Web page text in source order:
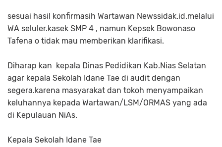
sesuai hasil konfirmasih Wartawan Newssidak.id.melalui
WA seluler.kasek SMP 4 , namun Kepsek Bowonaso
Tafena o tidak mau memberikan klarifikasi.
Diharap kan kepala Dinas Pedidikan Kab.Nias Selatan
agar kepala Sekolah Idane Tae di audit dengan
segera.karena masyarakat dan tokoh menyampaikan
keluhannya kepada Wartawan/LSM/ORMAS yang ada
di Kepulauan NiAs.
Kepala Sekolah Idane Tae